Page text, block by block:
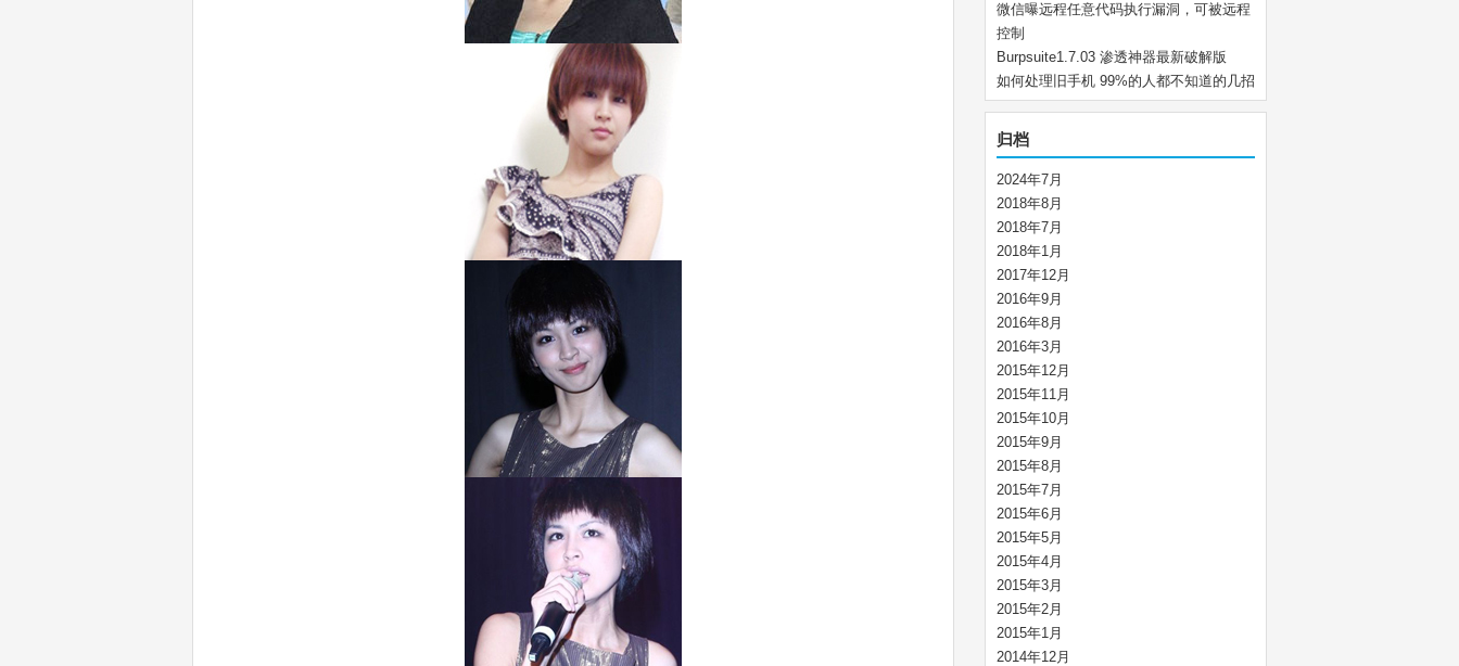
微信曝远程任意代码执行漏洞，可被远程
控制
Burpsuite1.7.03 渗透神器最新破解版
如何处理旧手机 99%的人都不知道的几招
归档
2024年7月
2018年8月
2018年7月
2018年1月
2017年12月
2016年9月
2016年8月
2016年3月
2015年12月
2015年11月
2015年10月
2015年9月
2015年8月
2015年7月
2015年6月
2015年5月
2015年4月
2015年3月
2015年2月
2015年1月
2014年12月